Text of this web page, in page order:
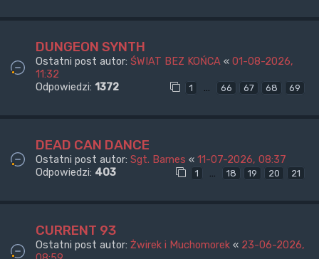
DUNGEON SYNTH
Ostatni post autor: ŚWIAT BEZ KOŃCA « 01-08-2026,
11:32
Odpowiedzi: 1372 1 … 66 67 68 69
DEAD CAN DANCE
Ostatni post autor: Sgt. Barnes « 11-07-2026, 08:37
Odpowiedzi: 403 1 … 18 19 20 21
CURRENT 93
Ostatni post autor: Żwirek i Muchomorek « 23-06-2026,